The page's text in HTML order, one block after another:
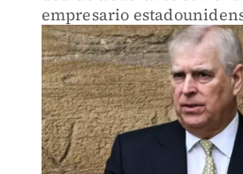
empresario
Epstein.